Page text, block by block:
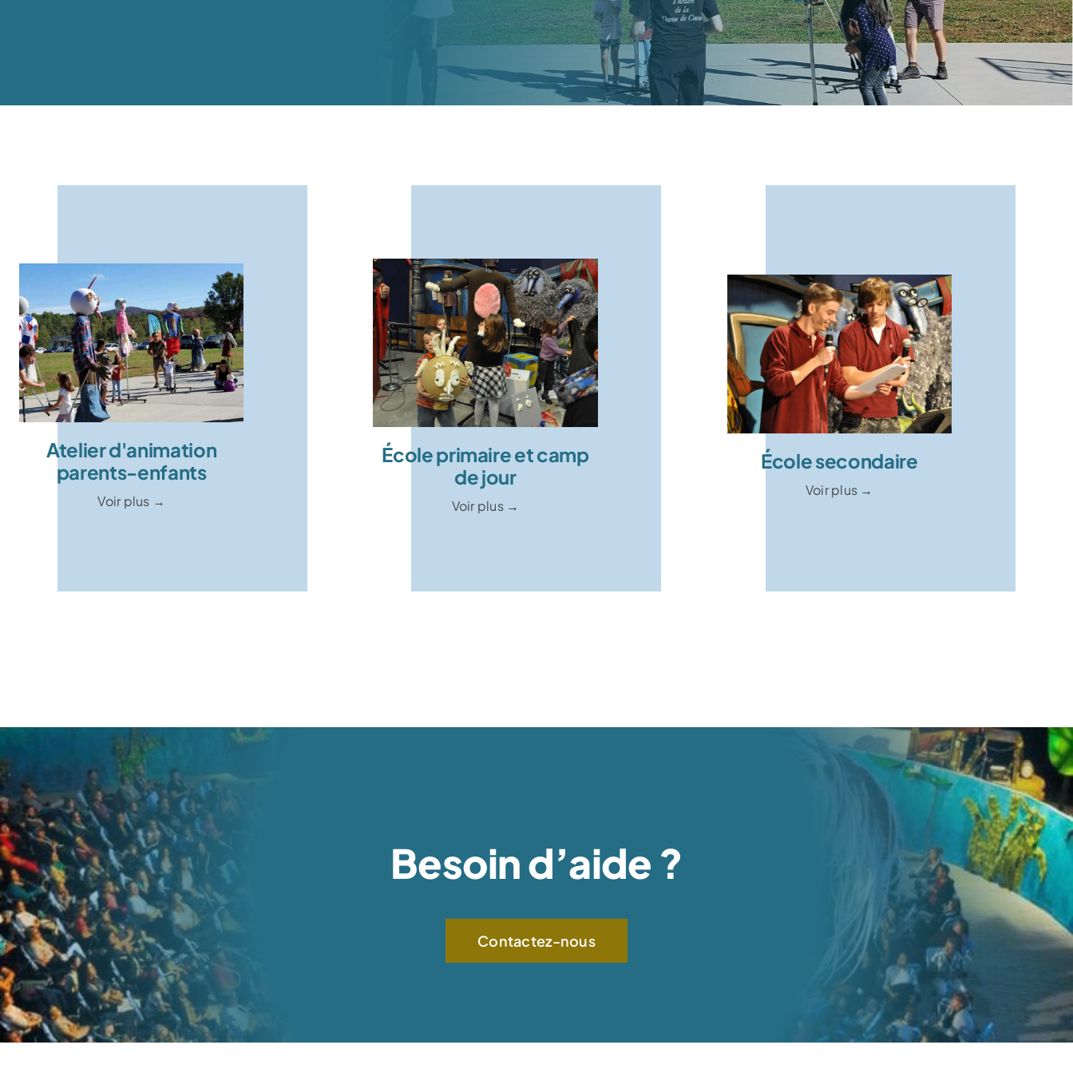
Atelier d'animation
parents-enfants
Voir plus →
École primaire et camp
de jour
Voir plus →
École secondaire
Voir plus →
Besoin d’aide ?
Contactez-nous